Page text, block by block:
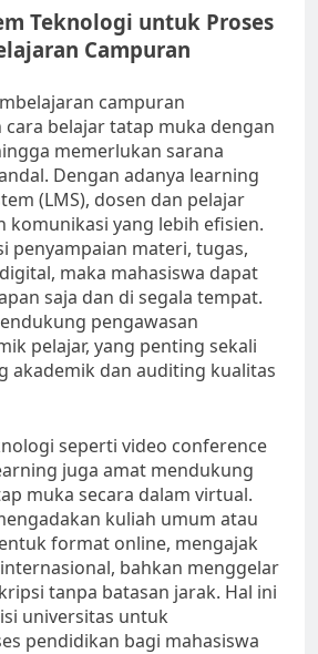
Teknologi untuk Proses
Campuran
campuran
belajar tatap muka dengan
memerlukan sarana
Dengan adanya learning
(LMS), dosen dan pelajar
komunikasi yang lebih efisien.
penyampaian materi, tugas,
maka mahasiswa dapat
saja dan di segala tempat.
pengawasan
pelajar, yang penting sekali
akademik dan auditing kualitas
seperti video conference
juga amat mendukung
muka secara dalam virtual.
kuliah umum atau
format online, mengajak
bahkan menggelar
tanpa batasan jarak. Hal ini
universitas untuk
pendidikan bagi mahasiswa